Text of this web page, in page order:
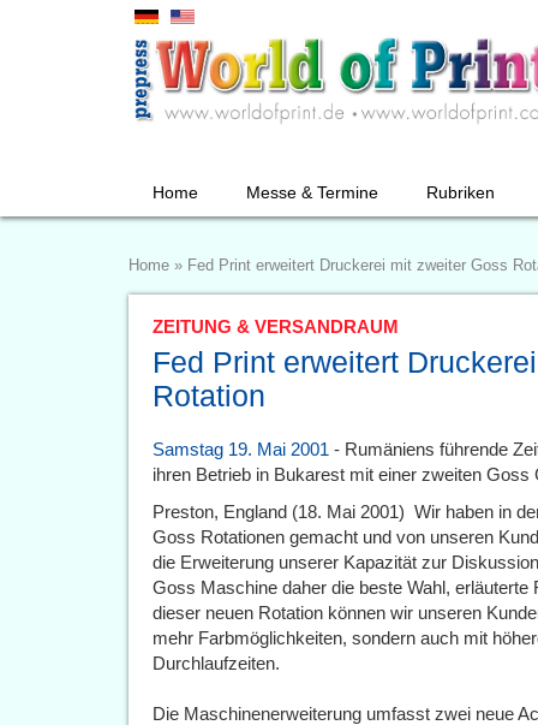
Home Messe & Termine Rubriken
Home » Fed Print erweitert Druckerei mit zweiter Goss
ZEITUNG & VERSANDRAUM
Fed Print erweitert
Rotation
Samstag 19. Mai 2001 - Rumäniens führende
ihren Betrieb in Bukarest mit einer zweiten
Preston, England (18. Mai 2001)  Wir haben in
Goss Rotationen gemacht und von unseren
die Erweiterung unserer Kapazität zur
Goss Maschine daher die beste Wahl,
dieser neuen Rotation können wir unseren
mehr Farbmöglichkeiten, sondern auch mit
Durchlaufzeiten.
Die Maschinenerweiterung umfasst zwei neue